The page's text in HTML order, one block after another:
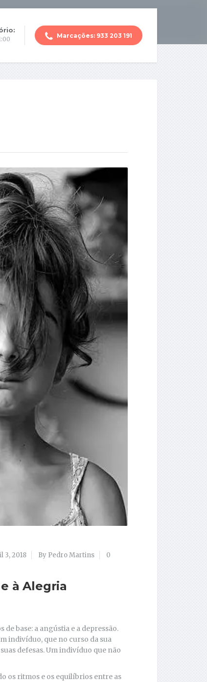
Marcações: 933 203 191
3, 2018 By Pedro Martins
0
à Alegria
base: a angústia e a depressão.
indivíduo, que no curso da sua
defesas. Um indivíduo que não
os ritmos e os equilíbrios entre as